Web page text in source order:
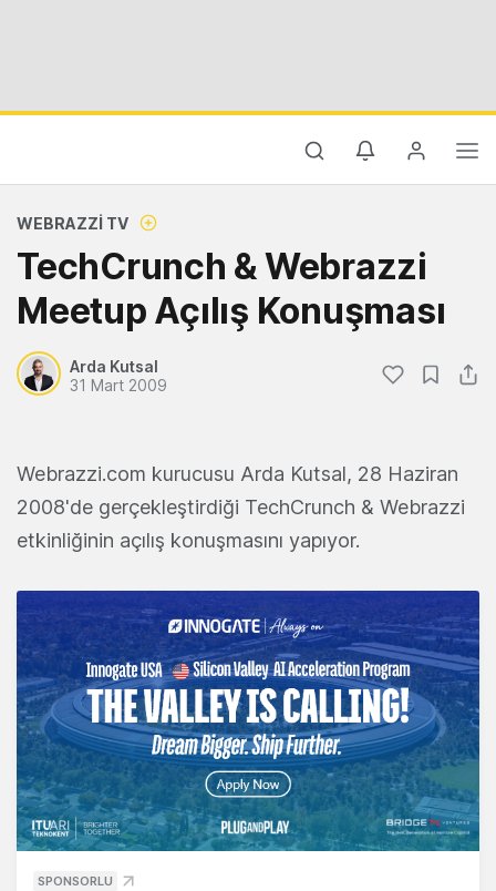
WEBRAZZI TV
TechCrunch & Webrazzi
Meetup Açılış Konuşması
Arda Kutsal
31 Mart 2009
Webrazzi.com kurucusu Arda Kutsal, 28 Haziran
2008'de gerçekleştirdiği TechCrunch & Webrazzi
etkinliğinin açılış konuşmasını yapıyor.
SPONSORLU